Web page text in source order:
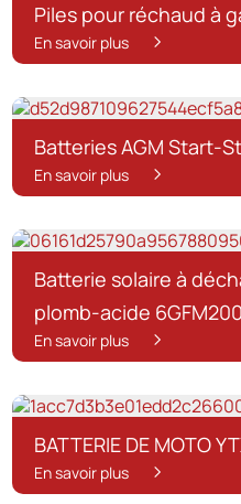
Piles pour réchaud à
En savoir plus
Batteries AGM Start-
En savoir plus
Batterie solaire à
plomb-acide 6GFM200
En savoir plus
BATTERIE DE MOTO
En savoir plus